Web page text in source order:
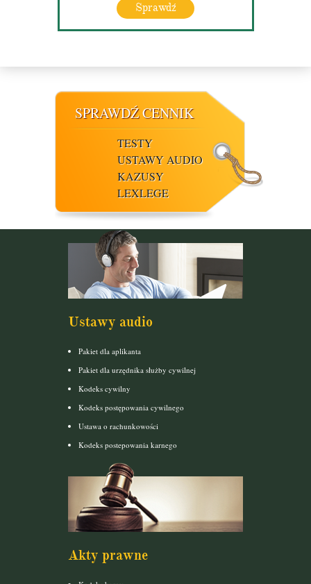
Sprawdź
SPRAWDŹ CENNIK
TESTY
USTAWY AUDIO
KAZUSY
LEXLEGE
Ustawy audio
Pakiet dla aplikanta
Pakiet dla urzędnika służby cywilnej
Kodeks cywilny
Kodeks postępowania cywilnego
Ustawa o rachunkowości
Kodeks postepowania karnego
Akty prawne